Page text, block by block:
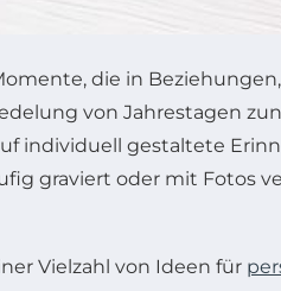
die in
von Jahrestagen
individuell gestaltete
graviert oder mit Fotos
Vielzahl von Ideen für